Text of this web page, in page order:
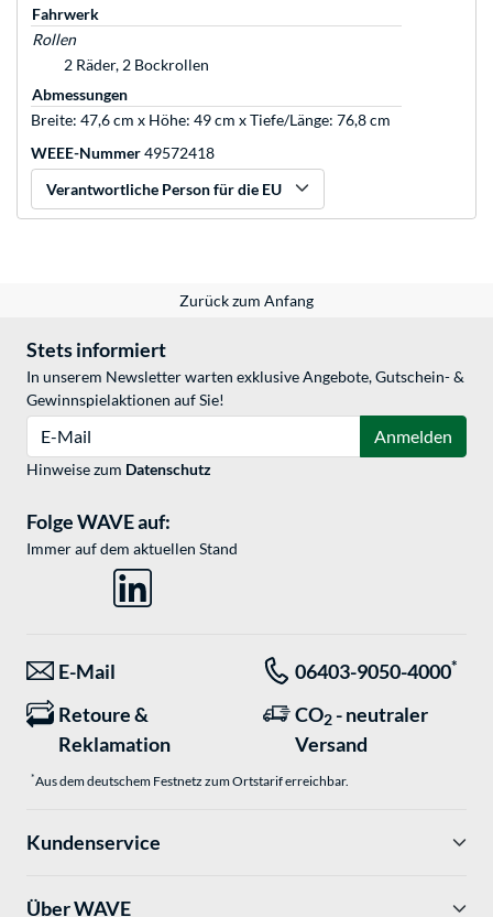
Fahrwerk
Rollen
2 Räder, 2 Bockrollen
Abmessungen
Breite: 47,6 cm x Höhe: 49 cm x Tiefe/Länge: 76,8 cm
WEEE-Nummer49572418
Verantwortliche Person für die EU
Zurück zum Anfang
Stets informiert
In unserem Newsletter warten exklusive Angebote, Gutschein- &
Gewinnspielaktionen auf Sie!
Anmelden
Hinweise zum Datenschutz
Folge WAVE auf:
Immer auf dem aktuellen Stand
E-Mail 06403-9050-4000*
Retoure &
Reklamation
CO2 - neutraler
Versand
*Aus dem deutschem Festnetz zum Ortstarif erreichbar.
Kundenservice
Über WAVE